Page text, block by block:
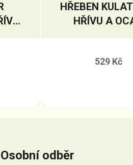
HŘEBEN
HŘÍVU A
529 Kč
Osobní odběr